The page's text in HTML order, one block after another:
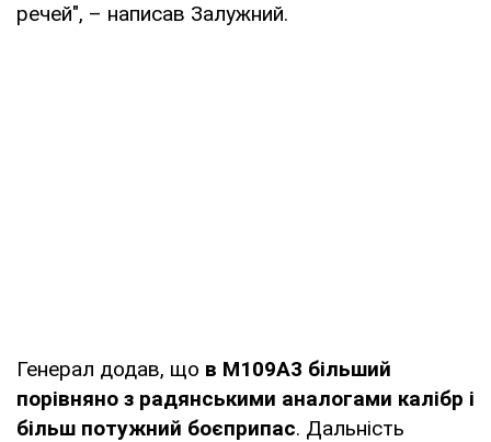
речей", – написав Залужний.
Генерал додав, що в М109А3 більший
порівняно з радянськими аналогами калібр і
більш потужний боєприпас. Дальність